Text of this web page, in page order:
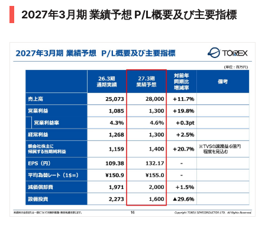
2027年3月期 業績予想 P/L概要及び主要指標